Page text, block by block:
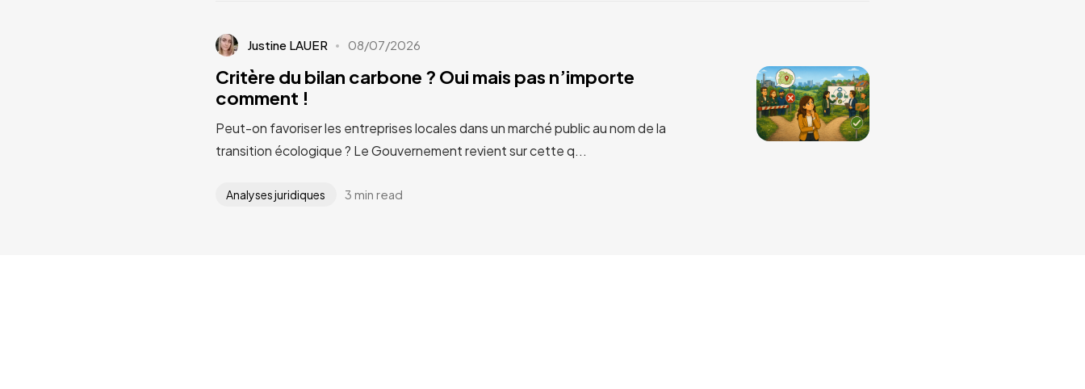
Justine LAUER 08/07/2026
Critère du bilan carbone ? Oui mais pas n’importe
comment !
Peut-on favoriser les entreprises locales dans un marché public au nom de la
transition écologique ? Le Gouvernement revient sur cette q...
Analyses juridiques 3 min read